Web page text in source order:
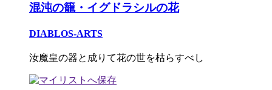
混沌の籠・イグドラシルの花
DIABLOS-ARTS
汝魔皇の器と成りて花の世を枯らすべし